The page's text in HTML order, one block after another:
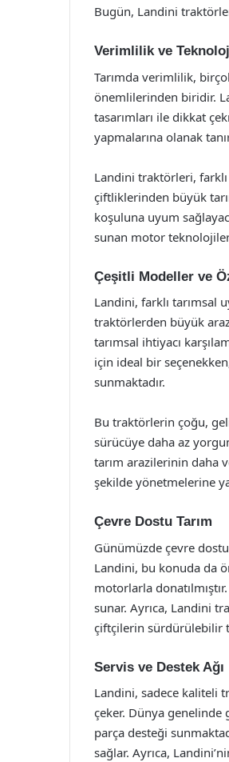
Bugün, Landini
Verimlilik ve
Tarımda verimlilik,
önemlilerinden biridir.
tasarımları ile dikkat
yapmalarına olanak
Landini traktörleri,
çiftliklerinden büyük
koşuluna uyum
sunan motor
Çeşitli Modeller ve
Landini, farklı tarımsal
traktörlerden büyük
tarımsal ihtiyacı
için ideal bir
sunmaktadır.
Bu traktörlerin çoğu,
sürücüye daha az
tarım arazilerinin daha
şekilde yönetmelerine
Çevre Dostu Tarım
Günümüzde çevre
Landini, bu konuda da
motorlarla
sunar. Ayrıca, Landini
çiftçilerin sürdürülebilir
Servis ve Destek Ağı
Landini, sadece kaliteli
çeker. Dünya genelinde
parça desteği
sağlar. Ayrıca,